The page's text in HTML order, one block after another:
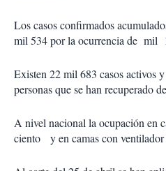
Los casos confirmados
mil 534 por la ocurrencia de mil
Existen 22 mil 683 casos activos
personas que se han recuperado
A nivel nacional la ocupación en
ciento y en camas con ventilador